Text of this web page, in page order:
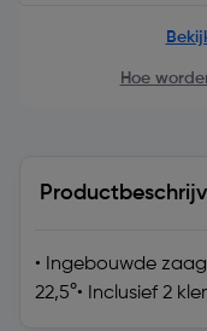
Hoe
• Ingebouwde
22,5°• Inclusief 2